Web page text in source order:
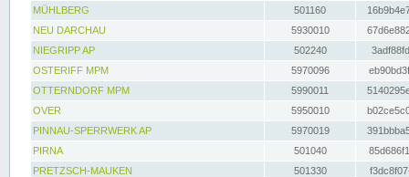
MÜHLBERG
501160
NEU DARCHAU
5930010
NIEGRIPP AP
502240
OSTERIFF MPM
5970096
OTTERNDORF MPM
5990011
OVER
5950010
PINNAU-SPERRWERK AP
5970019
PIRNA
501040
PRETZSCH-MAUKEN
501330